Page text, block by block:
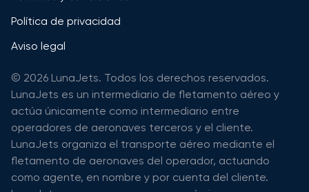
Política de privacidad
Aviso legal
© 2026 LunaJets. Todos los derechos reservados.
LunaJets es un intermediario de fletamento aéreo y
actúa únicamente como intermediario entre
operadores de aeronaves terceros y el cliente.
LunaJets organiza el transporte aéreo mediante el
fletamento de aeronaves del operador, actuando
como agente, en nombre y por cuenta del cliente.